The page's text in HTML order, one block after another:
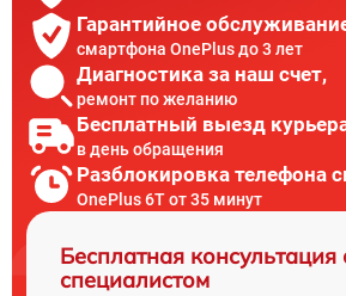
Гарантийное
смартфона OnePlus до 3 лет
Диагностика за наш счет,
ремонт по желанию
Бесплатный выезд
в день обращения
Разблокировка телефона
OnePlus 6T от 35 минут
Бесплатная консультация
специалистом